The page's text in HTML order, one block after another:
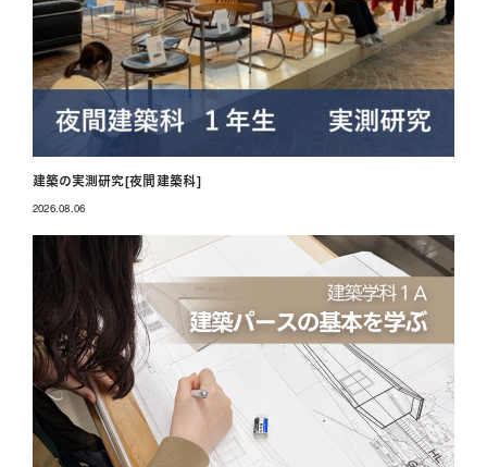
建築の実測研究[夜間建築科]
2026.08.06